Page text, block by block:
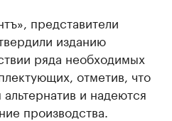
представители
изданию
ряда необходимых
отметив, что
и надеются
производства.